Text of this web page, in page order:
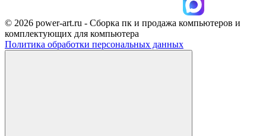
© 2026 power-art.ru - Сборка пк и продажа компьютеров и
комплектующих для компьютера
Политика обработки персональных данных